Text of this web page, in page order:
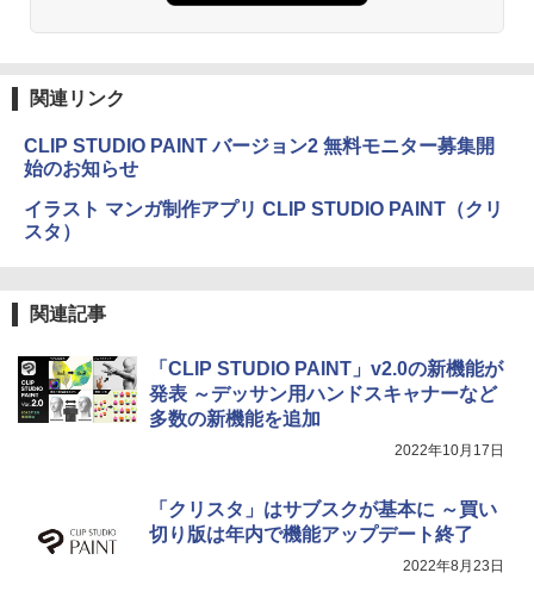
関連リンク
CLIP STUDIO PAINT バージョン2 無料モニター募集開
始のお知らせ
イラスト マンガ制作アプリ CLIP STUDIO PAINT（クリ
スタ）
関連記事
「CLIP STUDIO PAINT」v2.0の新機能が
発表 ～デッサン用ハンドスキャナーなど
多数の新機能を追加
2022年10月17日
「クリスタ」はサブスクが基本に ～買い
切り版は年内で機能アップデート終了
2022年8月23日